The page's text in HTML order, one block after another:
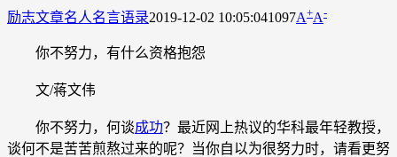
励志文章名人名言语录2019-12-02 10:05:041097A+A-
你不努力，有什么资格抱怨
文/蒋文伟
你不努力，何谈成功？最近网上热议的华科最年轻教授，
谈何不是苦苦煎熬过来的呢？当你自以为很努力时，请看更努